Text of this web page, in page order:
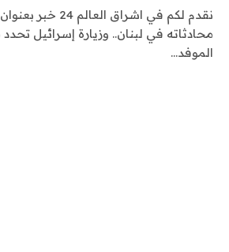
نقدم لكم في اشراق
محادثاته في لبنان.. وزيارة إسرائيل
الموفد…